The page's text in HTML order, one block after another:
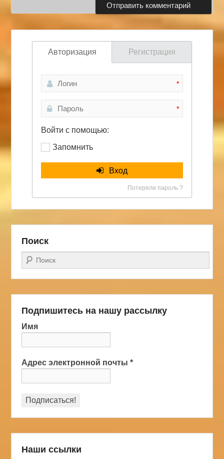
Авторизация Регистрация
*
*
Войти с помощью:
Запомнить
Вход
Потеряли пароль ?
Поиск
Поиск
Подпишитесь на нашу рассылку
Имя
Адрес электронной почты*
Наши ссылки